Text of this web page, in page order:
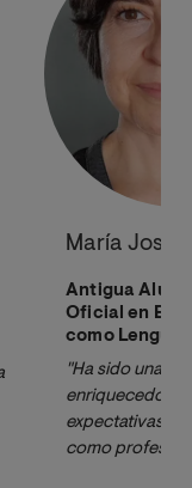
María José
Antigua
Oficial en
como Lengua
"Ha sido una
enriquecedora
expectativas y
como profesora